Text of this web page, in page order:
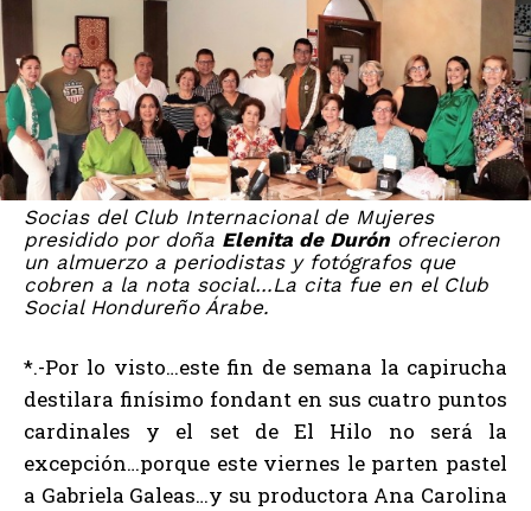
Socias del Club Internacional de Mujeres
presidido por doña Elenita de Durón ofrecieron
un almuerzo a periodistas y fotógrafos que
cobren a la nota social…La cita fue en el Club
Social Hondureño Árabe.
*.-Por lo visto…este fin de semana la capirucha
destilara finísimo fondant en sus cuatro puntos
cardinales y el set de El Hilo no será la
excepción…porque este viernes le parten pastel
a Gabriela Galeas…y su productora Ana Carolina